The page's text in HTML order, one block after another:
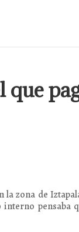
que
zona de
pensaba